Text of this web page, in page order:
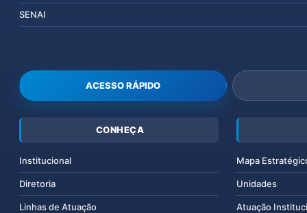
SENAI
ACESSO RÁPIDO
CONHEÇA
Institucional
Diretoria
Linhas de Atuação
Mapa
Unidades
Atuação